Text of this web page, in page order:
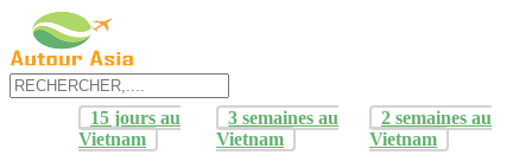
15 jours au
Vietnam
3 semaines au
Vietnam
2 semaines au
Vietnam